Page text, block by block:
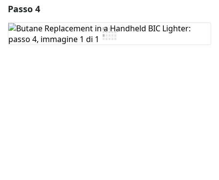
Aggiungi Commento
Passo 4